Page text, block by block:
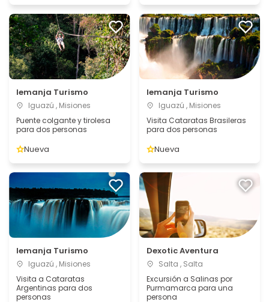
Iemanja Turismo
Iguazú , Misiones
Puente colgante y tirolesa
para dos personas
Nueva
Iemanja Turismo
Iguazú , Misiones
Visita Cataratas Brasileras
para dos personas
Nueva
Iemanja Turismo
Iguazú , Misiones
Visita a Cataratas
Argentinas para dos
personas
Dexotic Aventura
Salta , Salta
Excursión a Salinas por
Purmamarca para una
persona